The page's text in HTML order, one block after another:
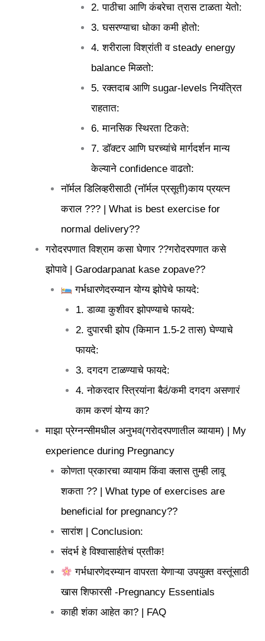
2. पाठीचा आणि कंबरेचा त्रास टाळता येतो:
3. घसरण्याचा धोका कमी होतो:
4. शरीराला विश्रांती व steady energy
balance मिळतो:
5. रक्तदाब आणि sugar-levels नियंत्रित
राहतात:
6. मानसिक स्थिरता टिकते:
7. डॉक्टर आणि घरच्यांचे मार्गदर्शन मान्य
केल्याने confidence वाढतो:
नॉर्मल डिलिव्हरीसाठी (नॉर्मल प्रसूती)काय प्रयत्न
कराल ??? | What is best exercise for
normal delivery??
गरोदरपणात विश्राम कसा घेणार ??गरोदरपणात कसे
झोपावे | Garodarpanat kase zopave??
गर्भधारणेदरम्यान योग्य झोपेचे फायदे:
1. डाव्या कुशीवर झोपण्याचे फायदे:
2. दुपारची झोप (किमान 1.5-2 तास) घेण्याचे
फायदे:
3. दगदग टाळण्याचे फायदे:
4. नोकरदार स्त्रियांना बैठं/कमी दगदग असणारं
काम करणं योग्य का?
माझा प्रेग्नन्सीमधील अनुभव(गरोदरपणातील व्यायाम) | My
experience during Pregnancy
कोणता प्रकारचा व्यायाम किंवा क्लास तुम्ही लावू
शकता ?? | What type of exercises are
beneficial for pregnancy??
सारांश | Conclusion:
संदर्भ हे विश्वासार्हतेचं प्रतीक!
गर्भधारणेदरम्यान वापरता येणाऱ्या उपयुक्त वस्तूंसाठी
खास शिफारसी -Pregnancy Essentials
काही शंका आहेत का? | FAQ